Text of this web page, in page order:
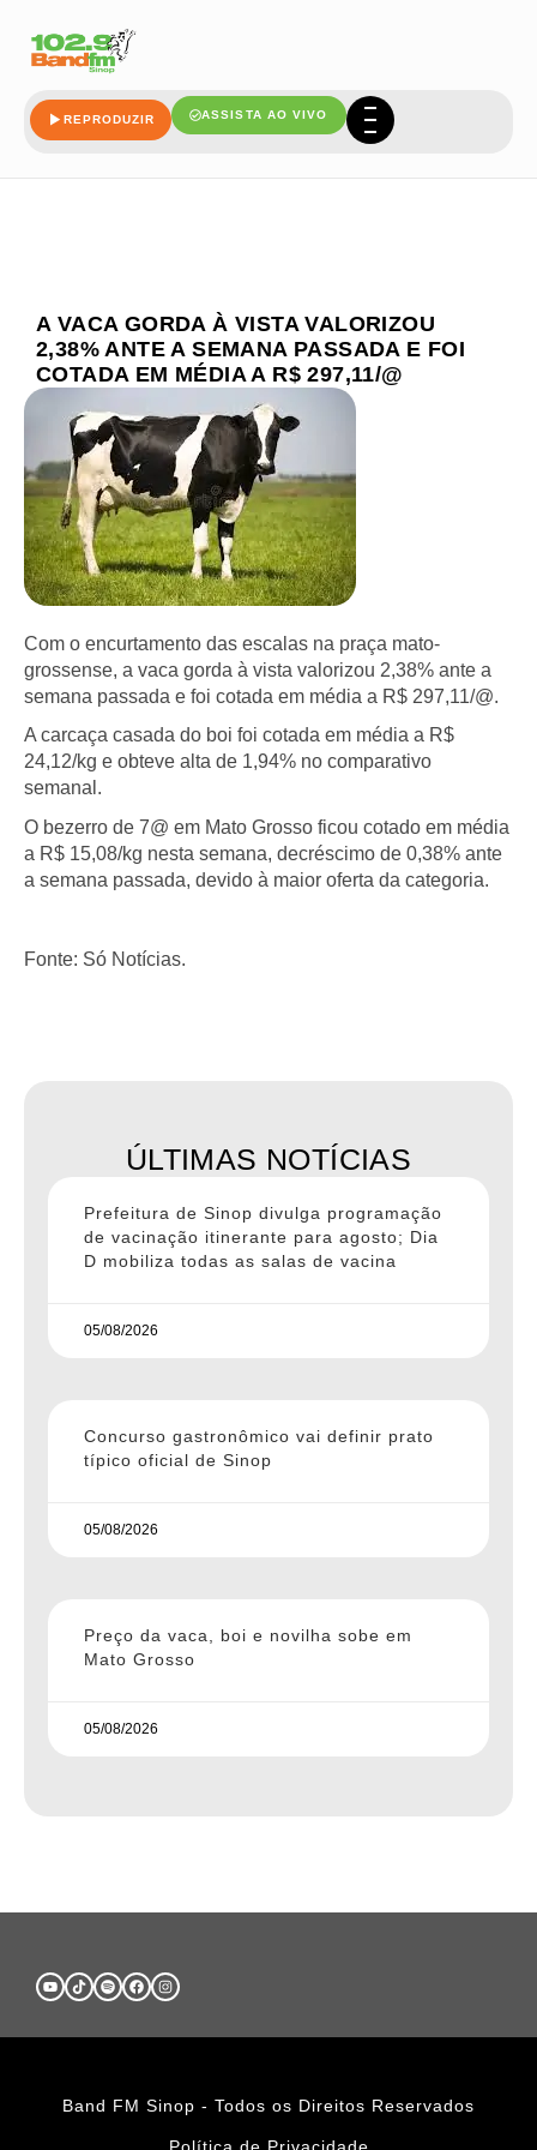
REPRODUZIR ASSISTA AO VIVO
A VACA GORDA À VISTA VALORIZOU
2,38% ANTE A SEMANA PASSADA E FOI
COTADA EM MÉDIA A R$ 297,11/@
Com o encurtamento das escalas na praça mato-
grossense, a vaca gorda à vista valorizou 2,38% ante a
semana passada e foi cotada em média a R$ 297,11/@.
A carcaça casada do boi foi cotada em média a R$
24,12/kg e obteve alta de 1,94% no comparativo
semanal.
O bezerro de 7@ em Mato Grosso ficou cotado em média
a R$ 15,08/kg nesta semana, decréscimo de 0,38% ante
a semana passada, devido à maior oferta da categoria.
Fonte: Só Notícias.
ÚLTIMAS NOTÍCIAS
Prefeitura de Sinop divulga programação
de vacinação itinerante para agosto; Dia
D mobiliza todas as salas de vacina
05/08/2026
Concurso gastronômico vai definir prato
típico oficial de Sinop
05/08/2026
Preço da vaca, boi e novilha sobe em
Mato Grosso
05/08/2026
Band FM Sinop - Todos os Direitos Reservados